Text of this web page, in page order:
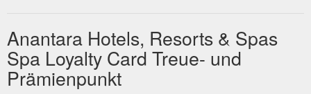
Anantara Hotels, Resorts & Spas
Spa Loyalty Card Treue- und
Prämienpunkt